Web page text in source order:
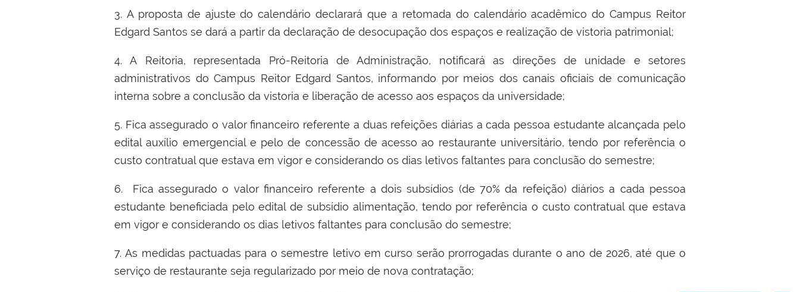
3. A proposta de ajuste do calendário declarará que a retomada do calendário acadêmico do Campus Reitor
Edgard Santos se dará a partir da declaração de desocupação dos espaços e realização de vistoria patrimonial;
4. A Reitoria, representada Pró-Reitoria de Administração, notificará as direções de unidade e setores
administrativos do Campus Reitor Edgard Santos, informando por meios dos canais oficiais de comunicação
interna sobre a conclusão da vistoria e liberação de acesso aos espaços da universidade;
5. Fica assegurado o valor financeiro referente a duas refeições diárias a cada pessoa estudante alcançada pelo
edital auxílio emergencial e pelo de concessão de acesso ao restaurante universitário, tendo por referência o
custo contratual que estava em vigor e considerando os dias letivos faltantes para conclusão do semestre;
6. Fica assegurado o valor financeiro referente a dois subsídios (de 70% da refeição) diários a cada pessoa
estudante beneficiada pelo edital de subsídio alimentação, tendo por referência o custo contratual que estava
em vigor e considerando os dias letivos faltantes para conclusão do semestre;
7. As medidas pactuadas para o semestre letivo em curso serão prorrogadas durante o ano de 2026, até que o
serviço de restaurante seja regularizado por meio de nova contratação;